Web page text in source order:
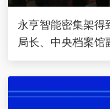
永亨智能密集架得
局长、中央档案馆
认可